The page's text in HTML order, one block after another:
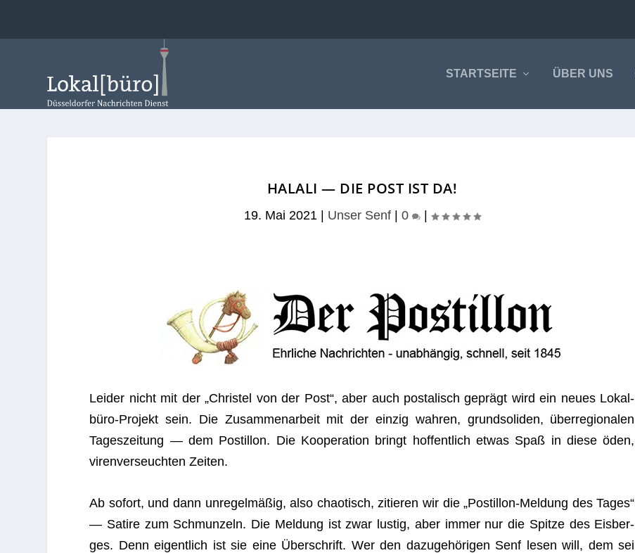
STARTSEITE ÜBER UNS
HALALI — DIE POST IST DA!
19. Mai 2021| Unser Senf| 0 |
Lei­der nicht mit der „Chris­tel von der Post“, aber auch pos­ta­lisch geprägt wird ein neues Lokal­
büro-Pro­jekt sein. Die Zusam­men­ar­beit mit der ein­zig wah­ren, grund­so­li­den, über­re­gio­na­len
Tages­zei­tung — dem Pos­til­lon. Die Koope­ra­tion bringt hof­fent­lich etwas Spaß in diese öden,
viren­ver­seuch­ten Zeiten.
Ab sofort, und dann unre­gel­mä­ßig, also chao­tisch, zitie­ren wir die „Pos­til­lon-Mel­dung des Tages“
— Satire zum Schmun­zeln. Die Mel­dung ist zwar lus­tig, aber immer nur die Spitze des Eis­ber­
ges. Denn eigent­lich ist sie eine Über­schrift. Wer den dazu­ge­hö­ri­gen Senf lesen will, dem sei